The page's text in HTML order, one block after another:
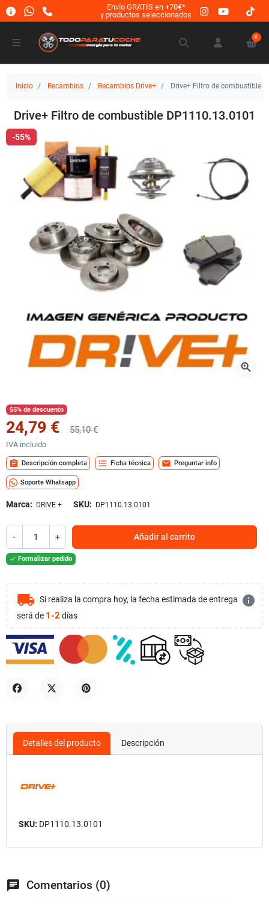
Envío GRATIS en +70€*
y productos seleccionados
0
Inicio Recambios Recambios Drive+ Drive+ Filtro de combustible
Drive+ Filtro de combustible DP1110.13.0101
-55%
zoom_in
55% de descuento
24,79 € 55,10 €
IVA incluido
assignment Descripción completa format_list_bulleted Ficha técnica mail Preguntar info
Soporte Whatsapp
Marca: DRIVE + SKU: DP1110.13.0101
- + Añadir al carrito
 Formalizar pedido
local_shipping Si realiza la compra hoy, la fecha estimada de entrega
será de 1-2 días
info
Detalles del producto Descripción
SKU: DP1110.13.0101
chat Comentarios (0)